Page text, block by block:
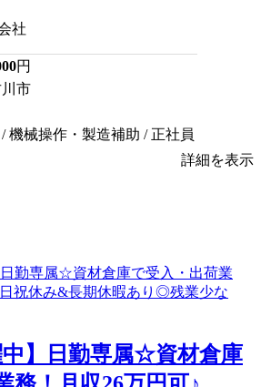
社
円
市
機械操作・製造補助 / 正社員
詳細を表示
中】日勤専属☆資材倉庫